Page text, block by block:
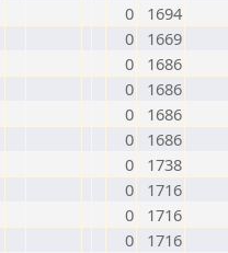
0
1694
0
1669
0
1686
0
1686
0
1686
0
1686
0
1738
0
1716
0
1716
0
1716